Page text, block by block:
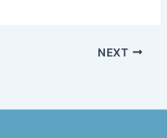
NEXT